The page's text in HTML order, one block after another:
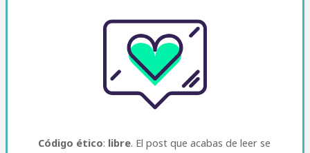
Código ético: libre. El post que acabas de leer se